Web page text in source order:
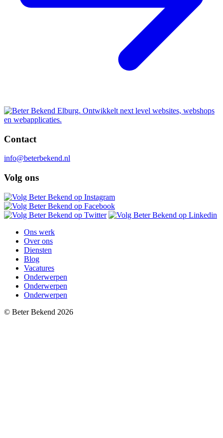
Contact
info@beterbekend.nl
Volg ons
Ons werk
Over ons
Diensten
Blog
Vacatures
Onderwerpen
Onderwerpen
Onderwerpen
© Beter Bekend 2026